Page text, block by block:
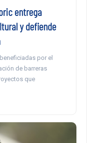
entrega
y defiende
por el
de barreras
que